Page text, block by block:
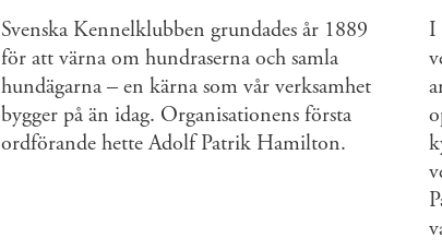
Svenska Kennelklubben grundades år 1889
för att värna om hundraserna och samla
hundägarna – en kärna som vår verksamhet
bygger på än idag. Organisationens första
ordförande hette Adolf Patrik Hamilton.
I